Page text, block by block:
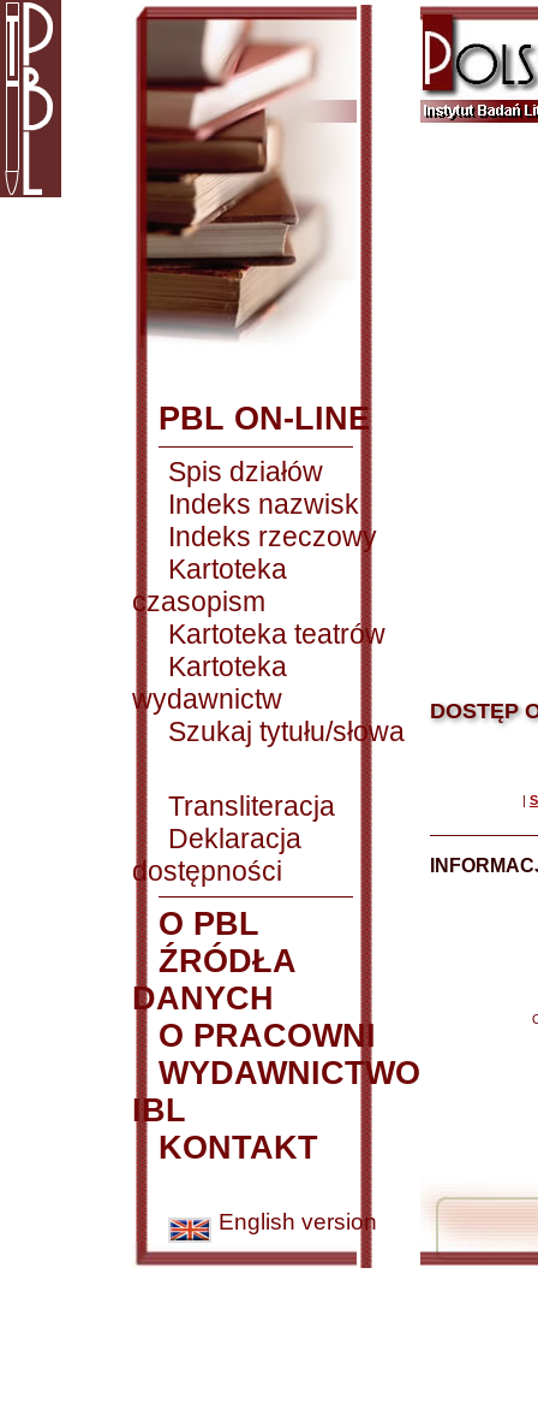
PBL ON-LINE
Spis działów
Indeks nazwisk
Indeks rzeczowy
Kartoteka
czasopism
Kartoteka teatrów
Kartoteka
wydawnictw
Szukaj tytułu/słowa
Transliteracja
Deklaracja
dostępności
O PBL
ŹRÓDŁA
DANYCH
O PRACOWNI
WYDAWNICTWO
IBL
KONTAKT
English version
DOSTĘP
|